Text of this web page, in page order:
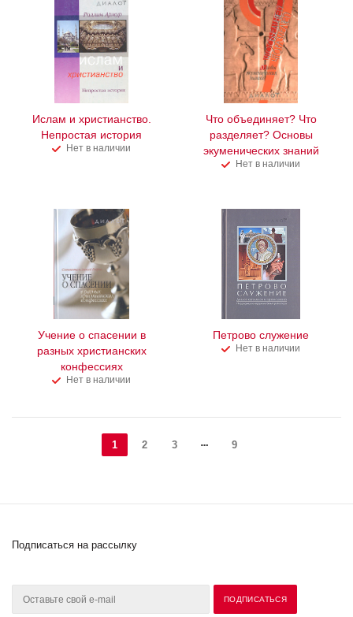
Ислам и христианство.
Непростая история
Нет в наличии
Что объединяет? Что
разделяет? Основы
экуменических знаний
Нет в наличии
Учение о спасении в
разных христианских
конфессиях
Нет в наличии
Петрово служение
Нет в наличии
1 2 3 9
Подписаться на рассылку